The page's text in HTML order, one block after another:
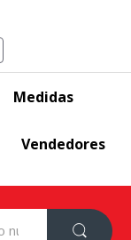
Medidas
Vendedores